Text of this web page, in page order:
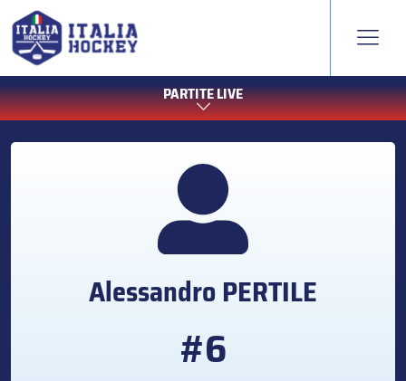
PARTITE LIVE
AlessandroPERTILE
#6